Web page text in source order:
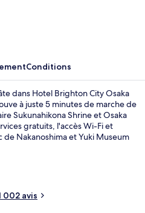
Coin salon dans le hall
Conditions
dans Hotel Brighton City Osaka
à juste 5 minutes de marche de
Sukunahikona Shrine et Osaka
gratuits, l'accès Wi-Fi et
de Nakanoshima et Yuki Museum
en ce qui concerne le personnel
L'hébergement se situe à
transports publics : Station de
à 11 min et Station de métro
002 avis